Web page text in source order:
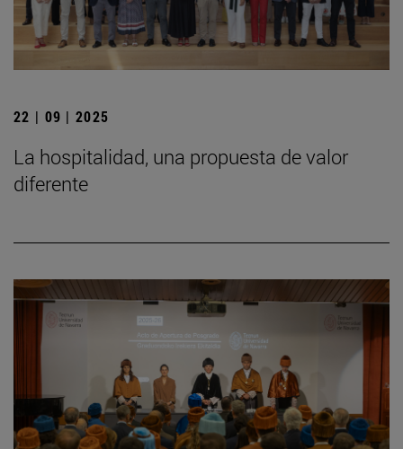
22 | 09 | 2025
La hospitalidad, una propuesta de valor
diferente